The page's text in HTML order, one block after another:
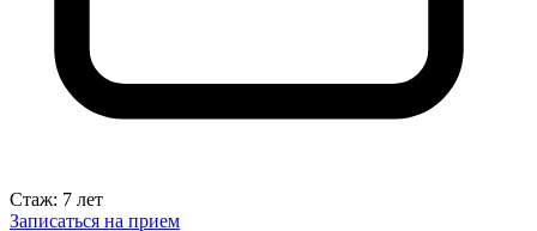
Стаж: 7 лет
Записаться на прием